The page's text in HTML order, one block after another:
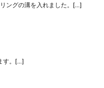
ングの溝を入れました。[…]
す。[…]